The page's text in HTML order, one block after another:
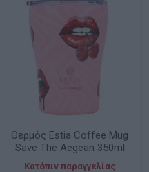
Θερμός Estia Coffee Mug
Save The Aegean 350ml
Blush Pop 01-31800
Κατόπιν παραγγελίας